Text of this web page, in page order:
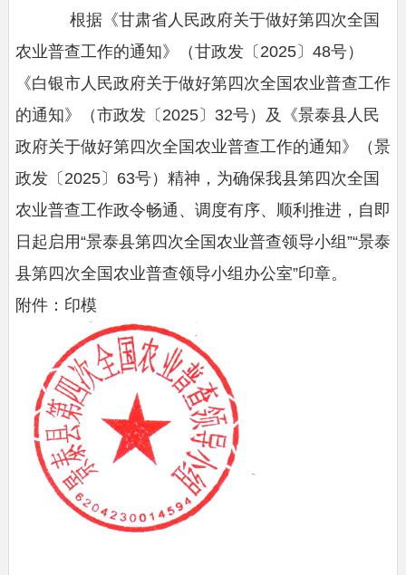
根据《甘肃省人民政府关于做好第四次全国
农业普查工作的通知》（甘政发〔2025〕48号）
《白银市人民政府关于做好第四次全国农业普查工作
的通知》（市政发〔2025〕32号）及《景泰县人民
政府关于做好第四次全国农业普查工作的通知》（景
政发〔2025〕63号）精神，为确保我县第四次全国
农业普查工作政令畅通、调度有序、顺利推进，自即
日起启用“景泰县第四次全国农业普查领导小组”“景泰
县第四次全国农业普查领导小组办公室”印章。
附件：印模